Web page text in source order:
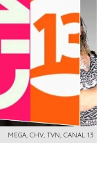
MEGA, CHV, TVN, CANAL 13